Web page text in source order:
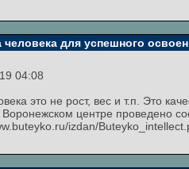
человека для успешного
04:08
это не рост, вес и т.п. Это
Воронежском центре проведено
izdan/